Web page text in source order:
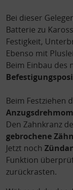
Bei dieser
Batterie zu
Festigkeit,
Ebenso mit
Beim Einbau des
Beim Festziehen
Den Zahnkranz
gebrochene
Jetzt noch
Funktion
zurückrasten.